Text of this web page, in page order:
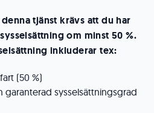
tjänst krävs att du har
om minst 50 %.
inkluderar tex:
(50 %)
sysselsättningsgrad